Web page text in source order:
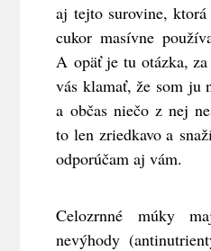
aj tejto surovine,
cukor masívne
A opäť je tu otázka,
vás klamať, že som ju
a občas niečo z nej
to len zriedkavo a
odporúčam aj vám.
Celozrnné múky
nevýhody